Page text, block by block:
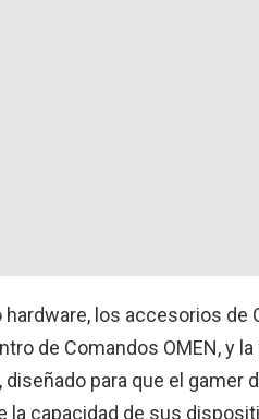
los accesorios de
de Comandos OMEN, y
diseñado para que el gamer
la capacidad de sus